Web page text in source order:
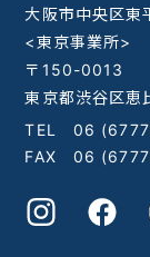
大阪市中央区
<東京事業所>
〒150-0013
東京都渋谷区恵
TEL 06
FAX 06